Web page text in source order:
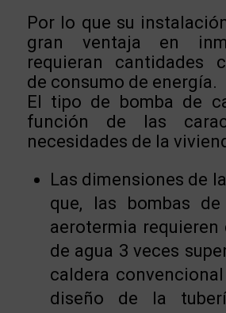
Por lo que su
gran ventaja en
requieran cantidades
de consumo de energía.
El tipo de bomba de
función de las
necesidades de la
Las dimensiones de
que, las bombas
aerotermia requieren
de agua 3 veces
caldera
diseño de la